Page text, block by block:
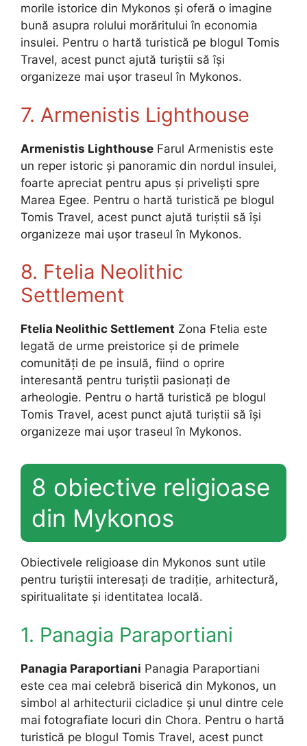
morile istorice din Mykonos și oferă o imagine
bună asupra rolului morăritului în economia
insulei. Pentru o hartă turistică pe blogul Tomis
Travel, acest punct ajută turiștii să își
organizeze mai ușor traseul în Mykonos.
7. Armenistis Lighthouse
Armenistis Lighthouse Farul Armenistis este
un reper istoric și panoramic din nordul insulei,
foarte apreciat pentru apus și priveliști spre
Marea Egee. Pentru o hartă turistică pe blogul
Tomis Travel, acest punct ajută turiștii să își
organizeze mai ușor traseul în Mykonos.
8. Ftelia Neolithic
Settlement
Ftelia Neolithic Settlement Zona Ftelia este
legată de urme preistorice și de primele
comunități de pe insulă, fiind o oprire
interesantă pentru turiștii pasionați de
arheologie. Pentru o hartă turistică pe blogul
Tomis Travel, acest punct ajută turiștii să își
organizeze mai ușor traseul în Mykonos.
8 obiective religioase
din Mykonos
Obiectivele religioase din Mykonos sunt utile
pentru turiștii interesați de tradiție, arhitectură,
spiritualitate și identitatea locală.
1. Panagia Paraportiani
Panagia Paraportiani Panagia Paraportiani
este cea mai celebră biserică din Mykonos, un
simbol al arhitecturii cicladice și unul dintre cele
mai fotografiate locuri din Chora. Pentru o hartă
turistică pe blogul Tomis Travel, acest punct